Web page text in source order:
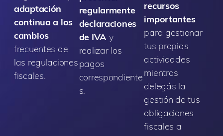
adaptación
continua a los
cambios
frecuentes de
las regulaciones
fiscales.
regularmente
declaraciones
de IVA y
realizar los
pagos
correspondiente
s.
recursos
importantes
para gestionar
tus propias
actividades
mientras
delegás la
gestión de tus
obligaciones
fiscales a